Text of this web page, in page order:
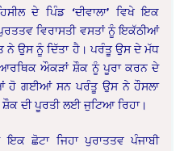
ਦੇ ਪਿੰਡ ‘ਦੀਵਾਲਾ’ ਵਿਖੇ ਇਕ
ਵਿਰਾਸਤੀ ਵਸਤਾਂ ਨੂੰ ਇਕੱਠੀਆਂ
ਉਸ ਨੂੰ ਦਿੱਤਾ ਹੈ। ਪਰੰਤੂ ਉਸ ਦੇ ਮੱਧ
ਔਕੜਾਂ ਸ਼ੌਕ ਨੂੰ ਪੂਰਾ ਕਰਨ ਦੇ
ਹੋ ਗਈਆਂ ਸਨ ਪਰੰਤੂ ਉਸ ਨੇ ਹੌਸਲਾ
ਦੀ ਪੂਰਤੀ ਲਈ ਜੁਟਿਆ ਰਿਹਾ।
ਛੋਟਾ ਜਿਹਾ ਪੁਰਾਤਤਵ ਪੰਜਾਬੀ